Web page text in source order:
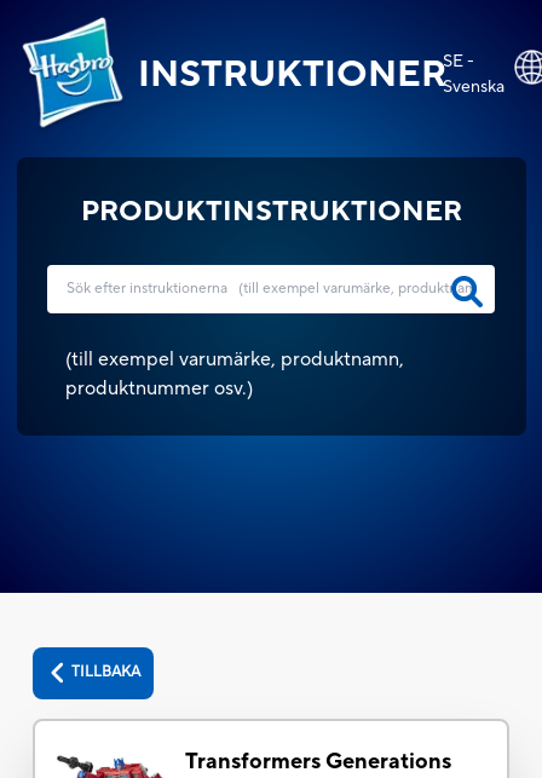
INSTRUKTIONERSE -
Svenska
PRODUKTINSTRUKTIONER
(till exempel varumärke, produktnamn,
produktnummer osv.)
TILLBAKA
Transformers Generations